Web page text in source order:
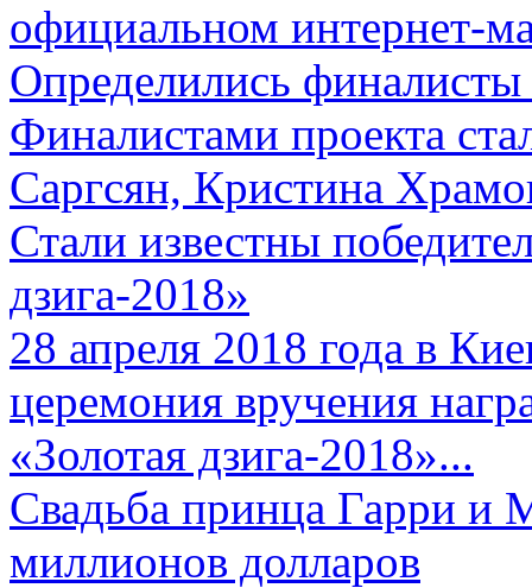
официальном интернет-
Определились
Финалистами проекта
Саргсян, Кристина
Стали известны
дзига-2018»
28 апреля 2018 года в
церемония вручения
«Золотая дзига-2018»...
Свадьба принца Гарри и
миллионов долларов